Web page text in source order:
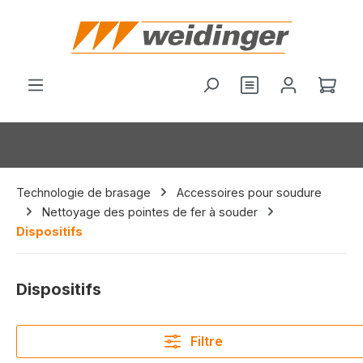
principal
Vous avez 0Le
Technologie de brasage
Accessoires pour soudure
Nettoyage des pointes de fer à souder
Dispositifs
Dispositifs
Filtre